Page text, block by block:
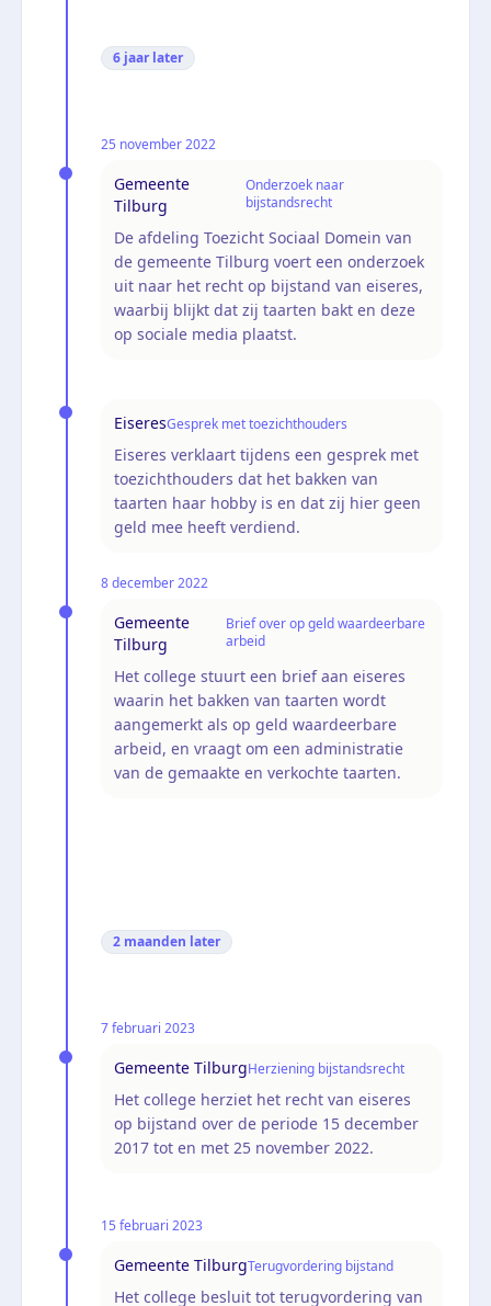
6 jaar later
25 november 2022
Gemeente
Tilburg
Onderzoek naar
bijstandsrecht
De afdeling Toezicht Sociaal Domein van
de gemeente Tilburg voert een onderzoek
uit naar het recht op bijstand van eiseres,
waarbij blijkt dat zij taarten bakt en deze
op sociale media plaatst.
EiseresGesprek met toezichthouders
Eiseres verklaart tijdens een gesprek met
toezichthouders dat het bakken van
taarten haar hobby is en dat zij hier geen
geld mee heeft verdiend.
8 december 2022
Gemeente
Tilburg
Brief over op geld waardeerbare
arbeid
Het college stuurt een brief aan eiseres
waarin het bakken van taarten wordt
aangemerkt als op geld waardeerbare
arbeid, en vraagt om een administratie
van de gemaakte en verkochte taarten.
2 maanden later
7 februari 2023
Gemeente TilburgHerziening bijstandsrecht
Het college herziet het recht van eiseres
op bijstand over de periode 15 december
2017 tot en met 25 november 2022.
15 februari 2023
Gemeente TilburgTerugvordering bijstand
Het college besluit tot terugvordering van